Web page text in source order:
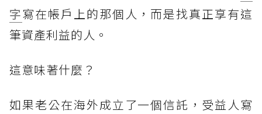
字寫在帳戶上的那個人，而是找真正享有這
筆資產利益的人。
這意味著什麼？
如果老公在海外成立了一個信託，受益人寫